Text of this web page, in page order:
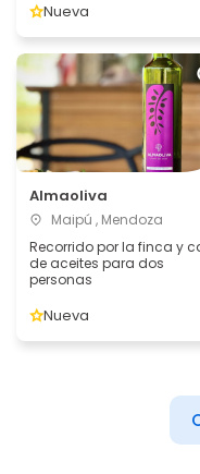
Nueva
Almaoliva
Maipú , Mendoza
Recorrido por la finca y
de aceites para dos
personas
Nueva